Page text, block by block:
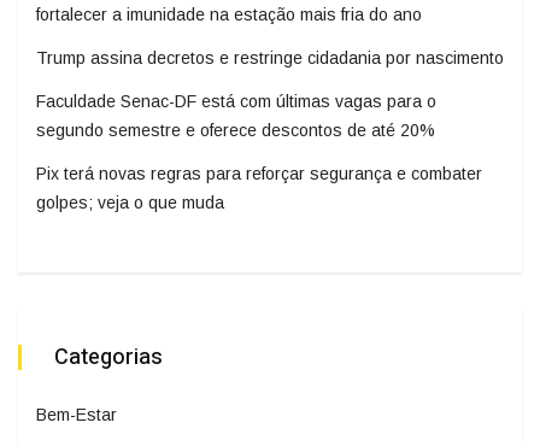
fortalecer a imunidade na estação mais fria do ano
Trump assina decretos e restringe cidadania por nascimento
Faculdade Senac-DF está com últimas vagas para o
segundo semestre e oferece descontos de até 20%
Pix terá novas regras para reforçar segurança e combater
golpes; veja o que muda
Categorias
Bem-Estar